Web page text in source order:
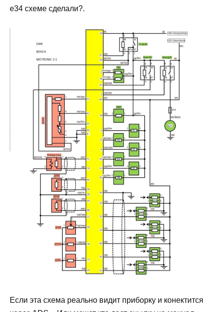
e34 схеме сделали?.
Если эта схема реально видит приборку и конектится